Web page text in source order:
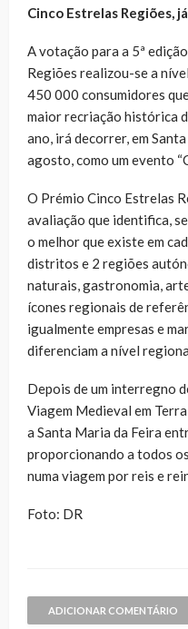
Cinco Estrelas Regiões,
A votação para a 5ª
Regiões realizou-se a
450 000 consumidores
maior recriação histórica
ano, irá decorrer, em
agosto, como um evento
O Prémio Cinco Estrelas
avaliação que identifica,
o melhor que existe em
distritos e 2 regiões
naturais, gastronomia,
ícones regionais de
igualmente empresas e
diferenciam a nível
Depois de um interregno
Viagem Medieval em
a Santa Maria da Feira
proporcionando a todos
numa viagem por reis e
Foto: DR
ADICIONAR COMENTÁRIO